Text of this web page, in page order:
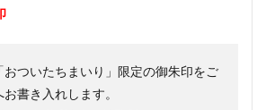
おついたちまいり」限定の御朱印をご
書き入れします。